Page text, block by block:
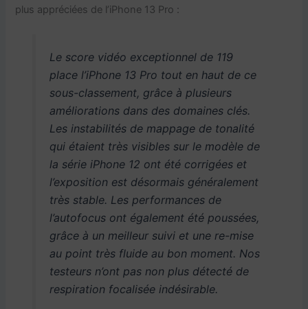
plus appréciées de l’iPhone 13 Pro :
Le score vidéo exceptionnel de 119
place l’iPhone 13 Pro tout en haut de ce
sous-classement, grâce à plusieurs
améliorations dans des domaines clés.
Les instabilités de mappage de tonalité
qui étaient très visibles sur le modèle de
la série iPhone 12 ont été corrigées et
l’exposition est désormais généralement
très stable. Les performances de
l’autofocus ont également été poussées,
grâce à un meilleur suivi et une re-mise
au point très fluide au bon moment. Nos
testeurs n’ont pas non plus détecté de
respiration focalisée indésirable.